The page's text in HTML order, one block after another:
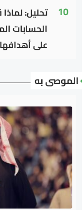
10
تحليل:
الحسابات
على
الموصى به